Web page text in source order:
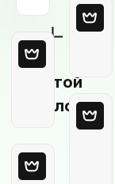
Пустой
шаблон